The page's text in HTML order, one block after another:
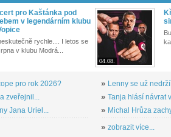
pro Kaštánka pod
v legendárním klubu
rychle.... I letos se
v klubu Modrá...
pro rok 2026?
zveřejnil...
Jana Uriel...
04.08.
» Lenny se už
» Tanja hlásí návrat
» Michal Hrůza
» zobrazit více...